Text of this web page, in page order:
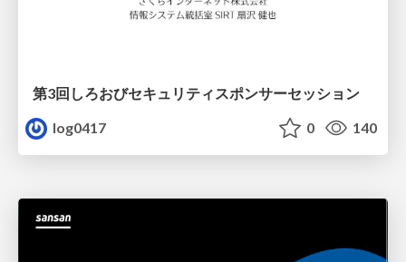
第3回しろおびセキュリティスポンサーセッション
log0417
0 140